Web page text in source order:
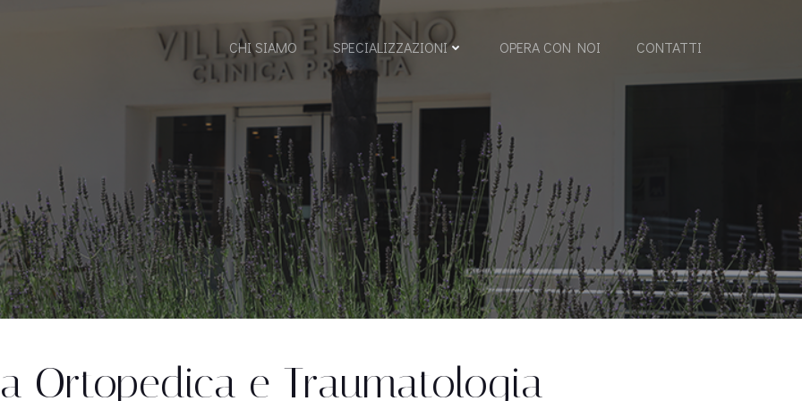
CHI SIAMO SPECIALIZZAZIONI OPERA CON NOI CONTATTI
Ortopedica e Traumatologia